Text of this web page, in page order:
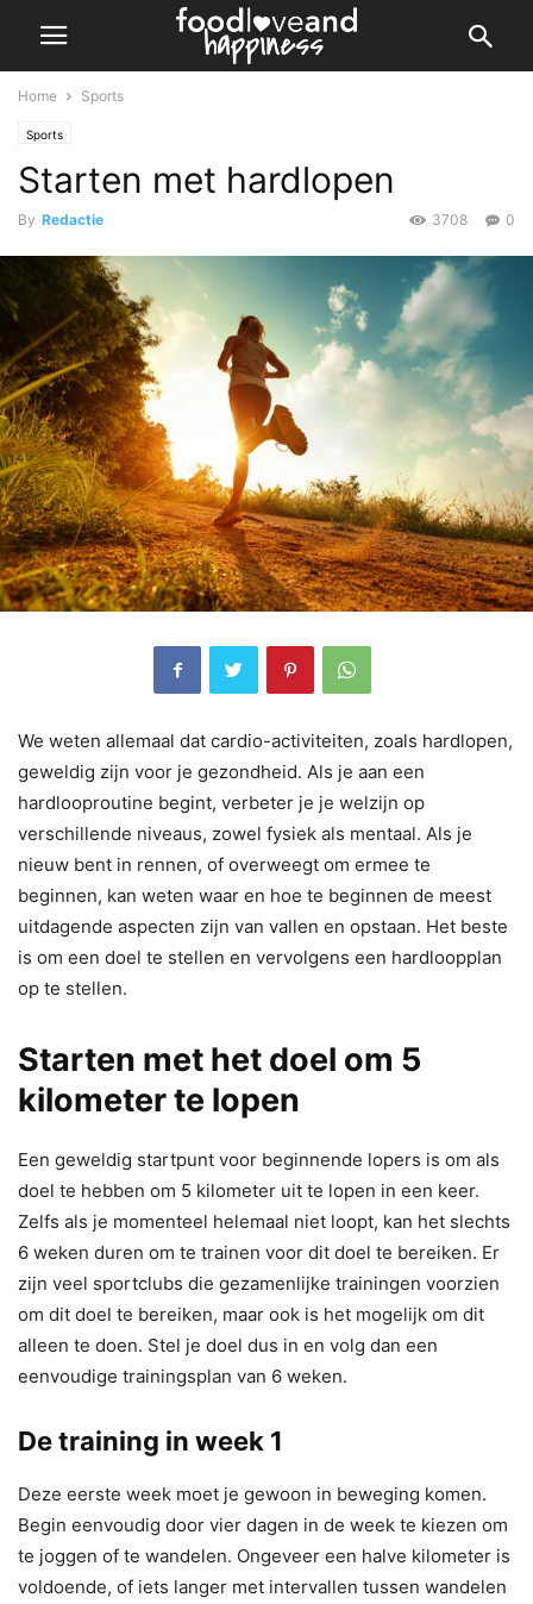
Home Sports
Sports
Starten met hardlopen
By Redactie 0
3708
We weten allemaal dat cardio-activiteiten, zoals hardlopen,
geweldig zijn voor je gezondheid. Als je aan een
hardlooproutine begint, verbeter je je welzijn op
verschillende niveaus, zowel fysiek als mentaal. Als je
nieuw bent in rennen, of overweegt om ermee te
beginnen, kan weten waar en hoe te beginnen de meest
uitdagende aspecten zijn van vallen en opstaan. Het beste
is om een doel te stellen en vervolgens een hardloopplan
op te stellen.
Starten met het doel om 5
kilometer te lopen
Een geweldig startpunt voor beginnende lopers is om als
doel te hebben om 5 kilometer uit te lopen in een keer.
Zelfs als je momenteel helemaal niet loopt, kan het slechts
6 weken duren om te trainen voor dit doel te bereiken. Er
zijn veel sportclubs die gezamenlijke trainingen voorzien
om dit doel te bereiken, maar ook is het mogelijk om dit
alleen te doen. Stel je doel dus in en volg dan een
eenvoudige trainingsplan van 6 weken.
De training in week 1
Deze eerste week moet je gewoon in beweging komen.
Begin eenvoudig door vier dagen in de week te kiezen om
te joggen of te wandelen. Ongeveer een halve kilometer is
voldoende, of iets langer met intervallen tussen wandelen